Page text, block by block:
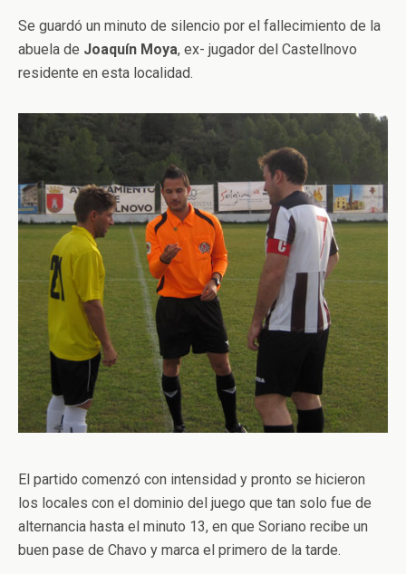
Se guardó un minuto de silencio por el fallecimiento de la
abuela de Joaquín Moya, ex- jugador del Castellnovo
residente en esta localidad.
El partido comenzó con intensidad y pronto se hicieron
los locales con el dominio del juego que tan solo fue de
alternancia hasta el minuto 13, en que Soriano recibe un
buen pase de Chavo y marca el primero de la tarde.